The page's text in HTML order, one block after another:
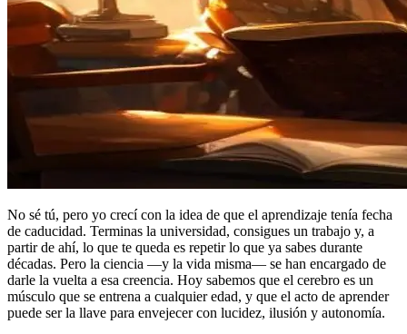
No sé tú, pero yo crecí con la idea de que el aprendizaje tenía fecha
de caducidad. Terminas la universidad, consigues un trabajo y, a
partir de ahí, lo que te queda es repetir lo que ya sabes durante
décadas. Pero la ciencia —y la vida misma— se han encargado de
darle la vuelta a esa creencia. Hoy sabemos que el cerebro es un
músculo que se entrena a cualquier edad, y que el acto de aprender
puede ser la llave para envejecer con lucidez, ilusión y autonomía.